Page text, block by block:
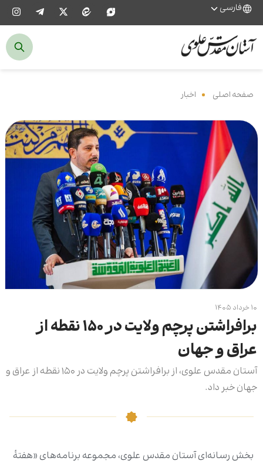
فارسی
صفحه اصلی اخبار
۱۰ خرداد ۱۴۰۵
برافراشتن پرچم ولایت در ۱۵۰ نقطه از
عراق و جهان
آستان مقدس علوی، از برافراشتن پرچم ولایت در ۱۵۰ نقطه از عراق و
جهان خبر داد.
بخش رسانه‌ای آستان مقدس علوی، مجموعه برنامه‌های «هفتۀ